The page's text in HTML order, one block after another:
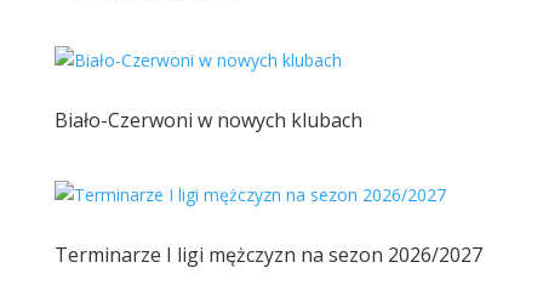
Biało-Czerwoni w nowych klubach
Terminarze I ligi mężczyzn na sezon 2026/2027